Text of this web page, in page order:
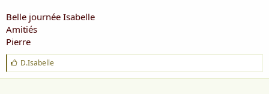
Belle journée Isabelle
Amitiés
Pierre
J
'
a
D.Isabelle